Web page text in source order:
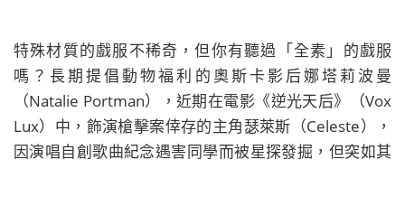
特殊材質的戲服不稀奇，但你有聽過「全素」的戲服
嗎？長期提倡動物福利的奧斯卡影后娜塔莉波曼
（Natalie Portman），近期在電影《逆光天后》（Vox
Lux）中，飾演槍擊案倖存的主角瑟萊斯（Celeste），
因演唱自創歌曲紀念遇害同學而被星探發掘，但突如其